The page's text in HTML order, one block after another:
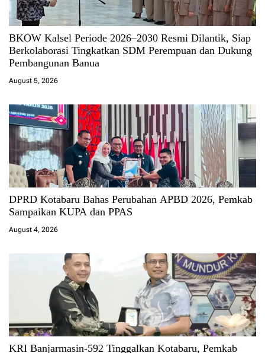
BKOW Kalsel Periode 2026–2030 Resmi Dilantik, Siap
Berkolaborasi Tingkatkan SDM Perempuan dan Dukung
Pembangunan Banua
August 5, 2026
DPRD Kotabaru Bahas Perubahan APBD 2026, Pemkab
Sampaikan KUPA dan PPAS
August 4, 2026
KRI Banjarmasin-592 Tinggalkan Kotabaru, Pemkab